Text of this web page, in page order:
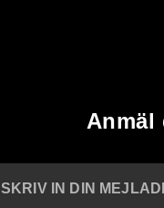
Anmäl
SKRIV IN DIN